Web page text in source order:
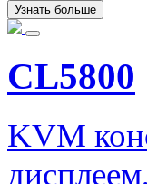
Узнать больше
CL5800
KVM